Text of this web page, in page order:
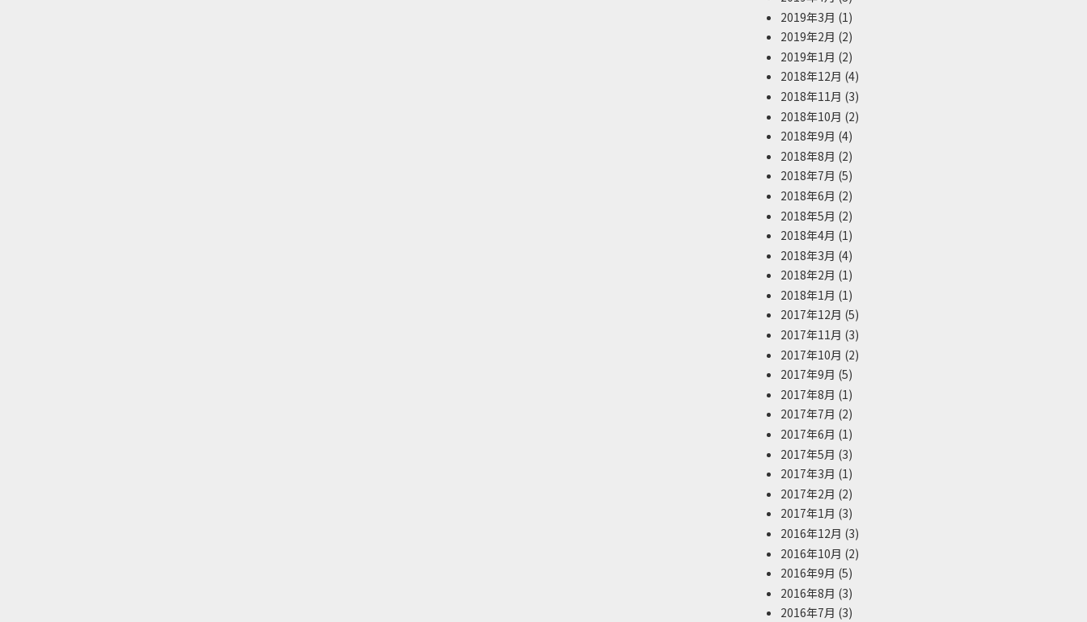
2019年3月 (1)
2019年2月 (2)
2019年1月 (2)
2018年12月 (4)
2018年11月 (3)
2018年10月 (2)
2018年9月 (4)
2018年8月 (2)
2018年7月 (5)
2018年6月 (2)
2018年5月 (2)
2018年4月 (1)
2018年3月 (4)
2018年2月 (1)
2018年1月 (1)
2017年12月 (5)
2017年11月 (3)
2017年10月 (2)
2017年9月 (5)
2017年8月 (1)
2017年7月 (2)
2017年6月 (1)
2017年5月 (3)
2017年3月 (1)
2017年2月 (2)
2017年1月 (3)
2016年12月 (3)
2016年10月 (2)
2016年9月 (5)
2016年8月 (3)
2016年7月 (3)